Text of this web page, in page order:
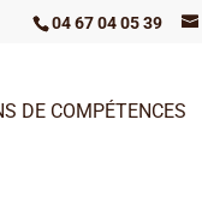
04 67 04 05 39
DE COMPÉTENCES